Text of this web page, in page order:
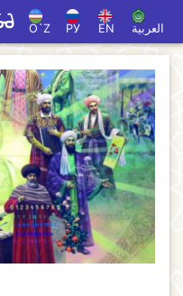
O`Z РУ EN العربية